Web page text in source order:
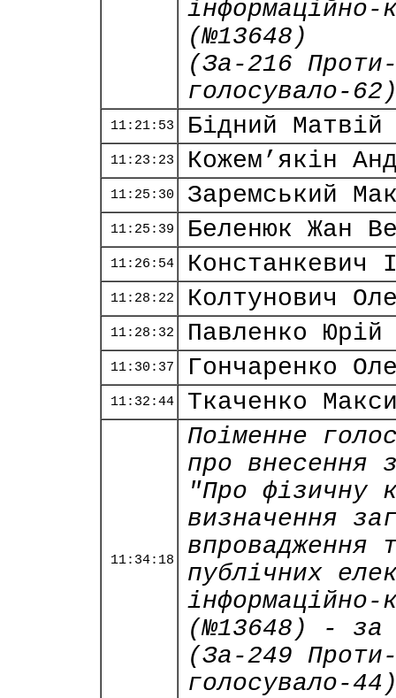
інформаційно-
(№13648)
(За-216
голосувало-
11:21:53 Бідний Матвій
11:23:23 Кожем’якін
11:25:30 Заремський
11:25:39 Беленюк Жан
11:26:54 Констанкевич
11:28:22 Колтунович
11:28:32 Павленко Юрій
11:30:37 Гончаренко
11:32:44 Ткаченко
11:34:18
Поіменне
про внесення
"Про фізичну
визначення
впровадження
публічних
інформаційно-
(№13648) - за
(За-249
голосувало-